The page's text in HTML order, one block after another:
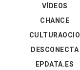
VÍDEOS
CHANCE
CULTURAOCIO
DESCONECTA
EPDATA.ES